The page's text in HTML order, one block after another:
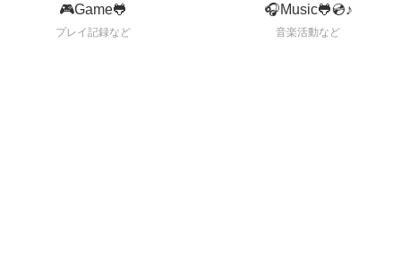
🎮Game🐸
プレイ記録など
🎧Music🐸💿♪
音楽活動など